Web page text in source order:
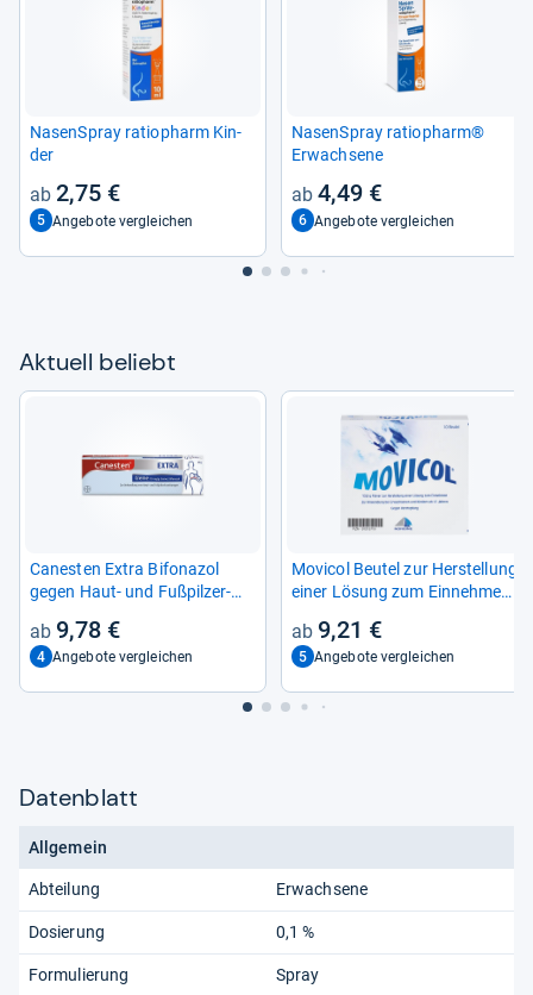
Nasen­Spray ratio­pharm Kin­
der
2,75 €
5 Angebote vergleichen
Nasen­Spray ratio­pharm®
Erwach­sene
4,49 €
6 Angebote vergleichen
Aktu­ell beliebt
Canes­ten Extra Bifona­zol
gegen Haut-​ und Fuß­pil­zer­
9,78 €
4 Angebote vergleichen
Movi­col Beu­tel zur Her­stel­lung
einer Lösung zum Ein­neh­men
9,21 €
5 Angebote vergleichen
Datenblatt
Allgemein
Abteilung Erwachsene
Dosierung 0,1 %
Formulierung Spray